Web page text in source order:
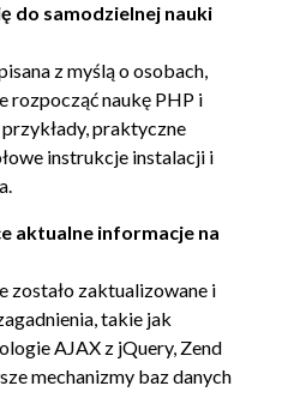
CS5 (59)
(60)
Development Tools) (60)
(60)
serwery WWW (60)
WWW (61)
(63)
na stronach WWW (63)
składnia (64)
do samodzielnej nauki
z myślą o osobach,
rozpocząć naukę PHP i
praktyczne
instrukcje instalacji i
aktualne informacje na
zostało zaktualizowane i
takie jak
AJAX z jQuery, Zend
mechanizmy baz danych